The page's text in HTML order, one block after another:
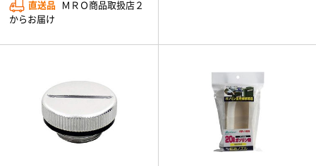
直送品 ＭＲＯ商品取扱店２
からお届け